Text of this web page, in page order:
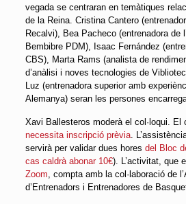
vegada se centraran en temàtiques
de la Reina. Cristina Cantero (e
Recalvi), Bea Pacheco (entrenadora de
Bembibre PDM), Isaac Fernández
CBS), Marta Rams (analista de
d’anàlisi i noves tecnologies de
Luz (entrenadora superior amb
Alemanya) seran les persones
Xavi Ballesteros moderà el col·loqui. El
necessita inscripció prèvia.
servirà per validar dues hores del Bloc
cas caldrà abonar 10€). L’activitat, que
Zoom , compta amb la col·laboració de
d’Entrenadors i Entrenadores de